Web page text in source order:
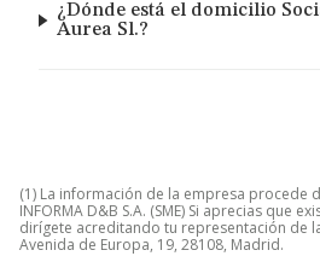
¿Dónde está el domicilio
Aurea Sl.?
(1) La información de la empresa procede
INFORMA D&B S.A. (SME) Si aprecias que
dirígete acreditando tu representación de
Avenida de Europa, 19, 28108, Madrid.